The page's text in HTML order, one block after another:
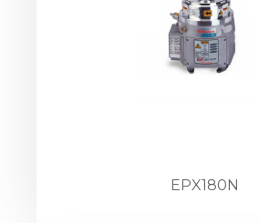
EPX180N